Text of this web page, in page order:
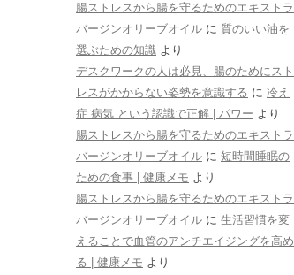
腸ストレスから腸を守るためのエキストラ
バージンオリーブオイル に 質のいい油を
選ぶための知識 より
デスクワークの人は必見、腸のためにスト
レスがかからない姿勢を意識する に 冷え
症 病気 という認識で正解 | パワー より
腸ストレスから腸を守るためのエキストラ
バージンオリーブオイル に 短時間睡眠の
ための食事 | 健康メモ より
腸ストレスから腸を守るためのエキストラ
バージンオリーブオイル に 生活習慣を変
えることで血管のアンチエイジングを高め
る | 健康メモ より